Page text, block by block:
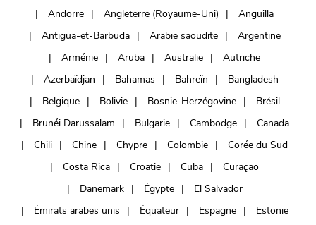
Andorre
Angleterre (Royaume-Uni)
Anguilla
Antigua-et-Barbuda
Arabie saoudite
Argentine
Arménie
Aruba Australie
Autriche
Azerbaïdjan
Bahamas Bahreïn
Bangladesh
Belgique
Bolivie Bosnie-Herzégovine
Brésil
Brunéi Darussalam
Bulgarie Cambodge
Canada
Chili
Chine Chypre Colombie
Corée du Sud
Costa Rica
Croatie Cuba
Curaçao
Danemark
Égypte
El Salvador
Émirats arabes unis
Équateur Espagne
Estonie